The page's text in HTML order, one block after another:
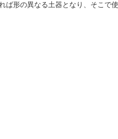
形の異なる土器となり、そこで